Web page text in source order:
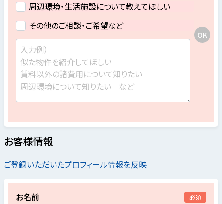
周辺環境・生活施設について教えてほしい
その他のご相談・ご希望など
お客様情報
ご登録いただいたプロフィール情報を反映
お名前 必須